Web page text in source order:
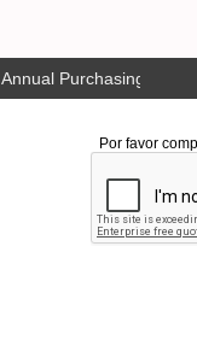
Annual Purchasing Plan
Por favor